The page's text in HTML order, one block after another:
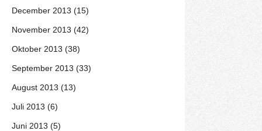
December 2013 (15)
November 2013 (42)
Oktober 2013 (38)
September 2013 (33)
August 2013 (13)
Juli 2013 (6)
Juni 2013 (5)